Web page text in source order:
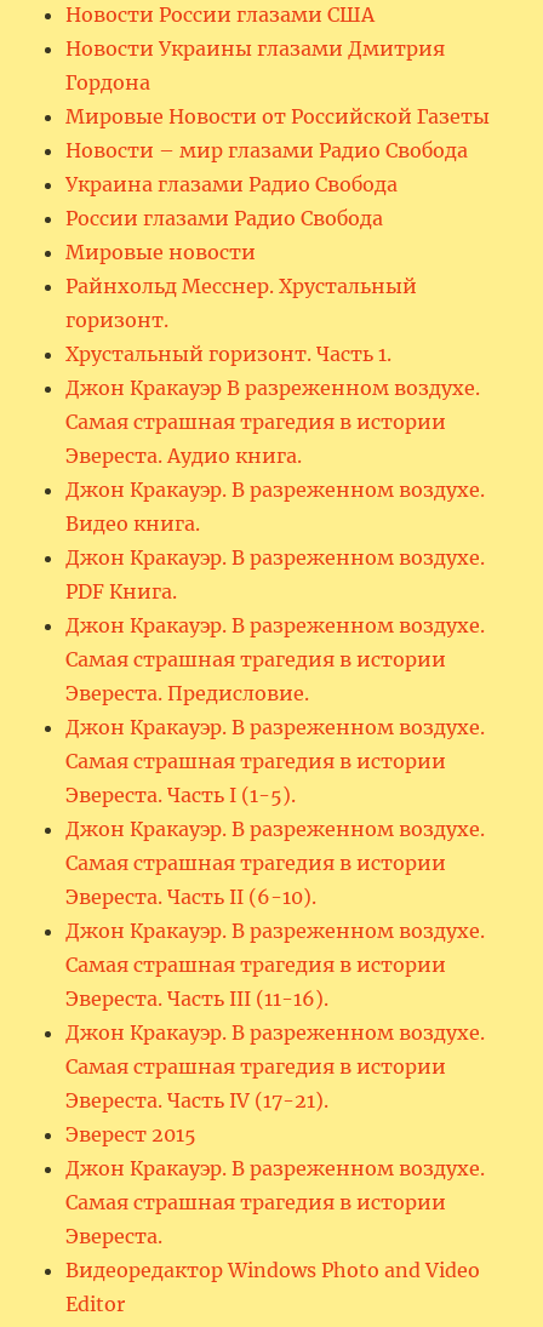
Новости России глазами США
Новости Украины глазами Дмитрия
Гордона
Мировые Новости от Российской Газеты
Новости – мир глазами Радио Свобода
Украина глазами Радио Свобода
России глазами Радио Свобода
Мировые новости
Райнхольд Месснер. Хрустальный
горизонт.
Хрустальный горизонт. Часть 1.
Джон Кракауэр В разреженном воздухе.
Самая страшная трагедия в истории
Эвереста. Аудио книга.
Джон Кракауэр. В разреженном воздухе.
Видео книга.
Джон Кракауэр. В разреженном воздухе.
PDF Книга.
Джон Кракауэр. В разреженном воздухе.
Самая страшная трагедия в истории
Эвереста. Предисловие.
Джон Кракауэр. В разреженном воздухе.
Самая страшная трагедия в истории
Эвереста. Часть I (1-5).
Джон Кракауэр. В разреженном воздухе.
Самая страшная трагедия в истории
Эвереста. Часть II (6-10).
Джон Кракауэр. В разреженном воздухе.
Самая страшная трагедия в истории
Эвереста. Часть III (11-16).
Джон Кракауэр. В разреженном воздухе.
Самая страшная трагедия в истории
Эвереста. Часть IV (17-21).
Эверест 2015
Джон Кракауэр. В разреженном воздухе.
Самая страшная трагедия в истории
Эвереста.
Видеоредактор Windows Photo and Video
Editor